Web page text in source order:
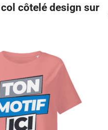
côtelé design sur
Ajouter
wishlist